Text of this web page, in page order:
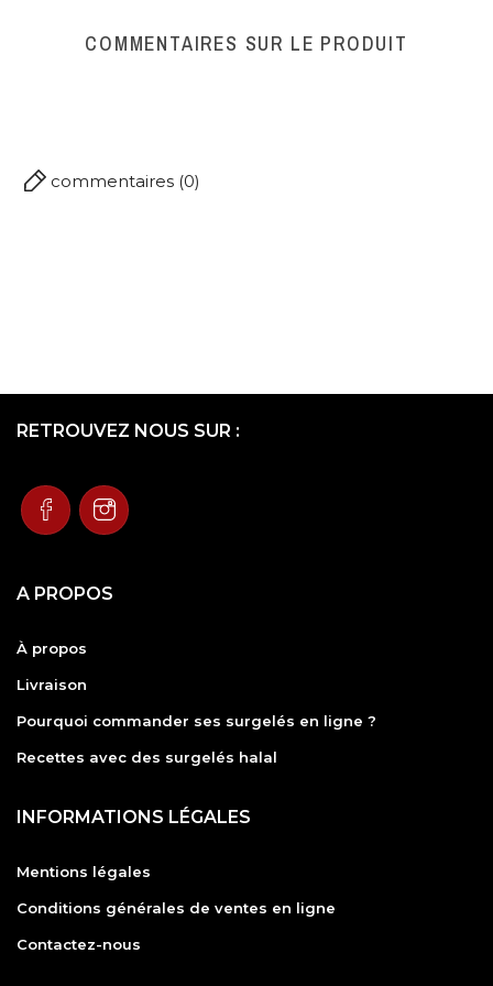
COMMENTAIRES SUR LE PRODUIT
commentaires (0)
RETROUVEZ NOUS SUR :
A PROPOS
À propos
Livraison
Pourquoi commander ses surgelés en ligne ?
Recettes avec des surgelés halal
INFORMATIONS LÉGALES
Mentions légales
Conditions générales de ventes en ligne
Contactez-nous